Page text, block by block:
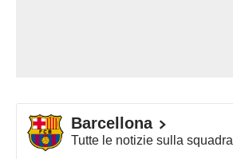
Barcellona
Tutte le notizie sulla squadra